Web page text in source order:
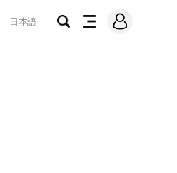
日本語
검
전
메
그